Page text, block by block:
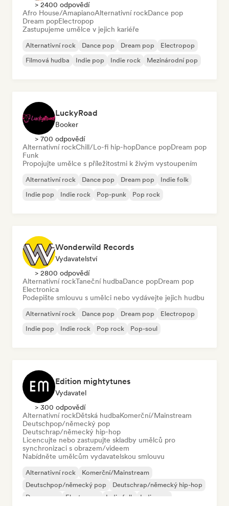
> 2400 odpovědí
Afro House/AmapianoAlternativní rockDance pop
Dream popElectropop
Zastupujeme umělce v jejich kariéře
Alternativní rock Dance pop Dream pop
Electropop
Filmová hudba
Indie pop Indie rock Mezinárodní pop
LuckyRoad
Booker
> 700 odpovědí
Alternativní rockChill/Lo-fi hip-hopDance popDream pop
Funk
Propojujte umělce s příležitostmi k živým vystoupením
Alternativní rock Dance pop Dream pop
Indie folk
Indie pop
Indie rock Pop-punk Pop rock
Wonderwild Records
Vydavatelství
> 2800 odpovědí
Alternativní rockTaneční hudbaDance popDream pop
Electronica
Podepište smlouvu s umělci nebo vydávejte jejich hudbu
Alternativní rock Dance pop Dream pop
Electropop
Indie pop
Indie rock Pop rock Pop-soul
Edition mightytunes
Vydavatel
> 300 odpovědí
Alternativní rockDětská hudbaKomerční/Mainstream
Deutschpop/německý pop
Deutschrap/německý hip-hop
Licencujte nebo zastupujte skladby umělců pro
synchronizaci s obrazem/videem
Nabídněte umělcům vydavatelskou smlouvu
Alternativní rock
Komerční/Mainstream
Deutschpop/německý pop
Deutschrap/německý hip-hop
Dream pop
Electropop Indie folk Indie pop